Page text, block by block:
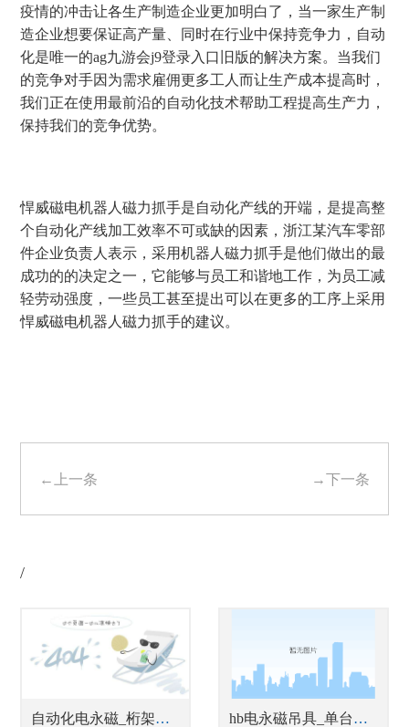
疫情的冲击让各生产制造企业更加明白了，当一家生产制
造企业想要保证高产量、同时在行业中保持竞争力，自动
化是唯一的ag九游会j9登录入口旧版的解决方案。当我们
的竞争对手因为需求雇佣更多工人而让生产成本提高时，
我们正在使用最前沿的自动化技术帮助工程提高生产力，
保持我们的竞争优势。
悍威磁电机器人磁力抓手是自动化产线的开端，是提高整
个自动化产线加工效率不可或缺的因素，浙江某汽车零部
件企业负责人表示，采用机器人磁力抓手是他们做出的最
成功的的决定之一，它能够与员工和谐地工作，为员工减
轻劳动强度，一些员工甚至提出可以在更多的工序上采用
悍威磁电机器人磁力抓手的建议。
←上一条 →下一条
/
自动化电永磁_桁架机器人磁力搬运 hb电永磁吊具_单台或多台联吊钢坯吊具